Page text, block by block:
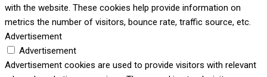
with the website. These cookies help provide information on
metrics the number of visitors, bounce rate, traffic source, etc.
Advertisement
Advertisement
Advertisement cookies are used to provide visitors with relevant